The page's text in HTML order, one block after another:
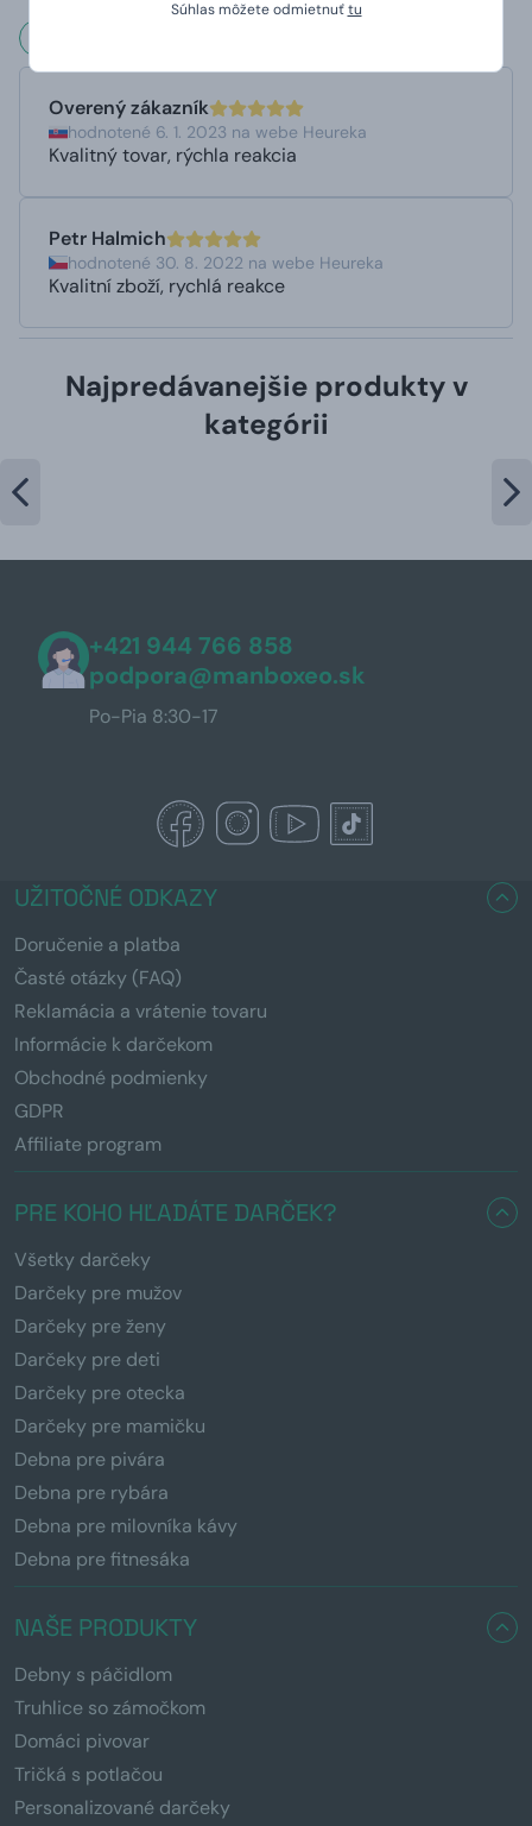
Súhlas môžete odmietnuťtu
Overený zákazník
hodnotené 6. 1. 2023 na webe Heureka
Kvalitný tovar, rýchla reakcia
Petr Halmich
hodnotené 30. 8. 2022 na webe Heureka
Kvalitní zboží, rychlá reakce
Najpredávanejšie produkty v
kategórii
+421 944 766 858
podpora@manboxeo.sk
Po-Pia 8:30-17
UŽITOČNÉ ODKAZY
Doručenie a platba
Časté otázky (FAQ)
Reklamácia a vrátenie tovaru
Informácie k darčekom
Obchodné podmienky
GDPR
Affiliate program
PRE KOHO HĽADÁTE DARČEK?
Všetky darčeky
Darčeky pre mužov
Darčeky pre ženy
Darčeky pre deti
Darčeky pre otecka
Darčeky pre mamičku
Debna pre pivára
Debna pre rybára
Debna pre milovníka kávy
Debna pre fitnesáka
NAŠE PRODUKTY
Debny s páčidlom
Truhlice so zámočkom
Domáci pivovar
Tričká s potlačou
Personalizované darčeky